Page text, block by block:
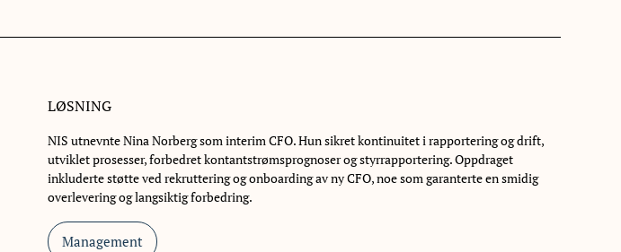
LØSNING
NIS utnevnte Nina Norberg som interim CFO. Hun sikret kontinuitet i rapportering og drift,
utviklet prosesser, forbedret kontantstrømsprognoser og styrrapportering. Oppdraget
inkluderte støtte ved rekruttering og onboarding av ny CFO, noe som garanterte en smidig
overlevering og langsiktig forbedring.
Management